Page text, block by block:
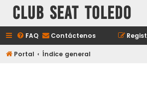
Club Seat Toledo
FAQ Contáctenos
Portal Índice general